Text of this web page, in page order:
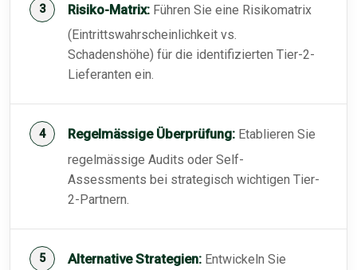
Risiko-Matrix: Führen Sie eine Risikomatrix
(Eintrittswahrscheinlichkeit vs.
Schadenshöhe) für die identifizierten Tier-2-
Lieferanten ein.
Regelmässige Überprüfung: Etablieren Sie
regelmässige Audits oder Self-
Assessments bei strategisch wichtigen Tier-
2-Partnern.
Alternative Strategien: Entwickeln Sie